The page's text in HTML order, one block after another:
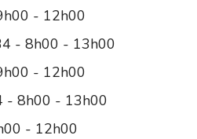
- 12h00
- 8h00 - 13h00
- 12h00
- 8h00 - 13h00
- 12h00